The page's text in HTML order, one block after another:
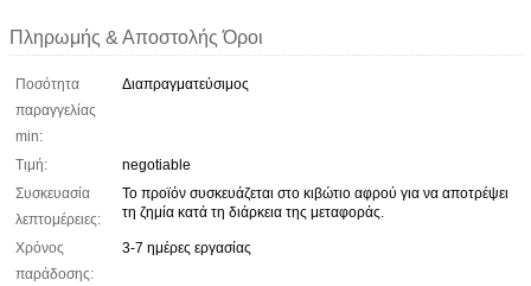
Πληρωμής & Αποστολής Όροι
Ποσότητα
παραγγελίας
min:
Διαπραγματεύσιμος
Τιμή:
negotiable
Συσκευασία
λεπτομέρειες:
Το προϊόν συσκευάζεται στο κιβώτιο αφρού για να αποτρέψει
τη ζημία κατά τη διάρκεια της μεταφοράς.
Χρόνος
παράδοσης:
3-7 ημέρες εργασίας